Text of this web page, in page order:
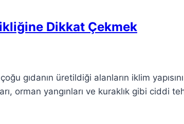
Dikkat Çekmek
gıdanın üretildiği alanların iklim
orman yangınları ve kuraklık gibi ciddi